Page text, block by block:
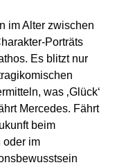
im Alter zwischen
Porträts
Es blitzt nur
was ‚Glück‘
Mercedes. Fährt
beim
oder im